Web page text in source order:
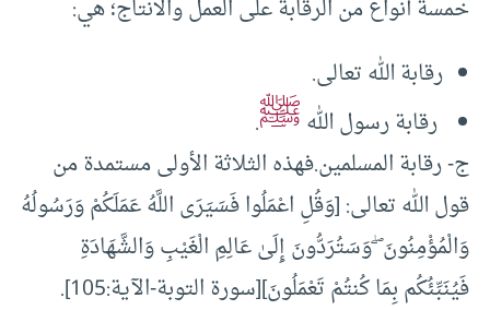
خمسة أنواع من الرقابة على العمل والانتاج؛ هي:
رقابة الله تعالى.
رقابة رسول اللهﷺ.
ج- رقابة المسلمين.فهذه الثلاثة الأولى مستمدة من
قول الله تعالى: [وَقُلِ اعْمَلُوا فَسَيَرَى اللَّهُ عَمَلَكُمْ وَرَسُولُهُ
وَالْمُؤْمِنُونَ ۖ وَسَتُرَدُّونَ إِلَىٰ عَالِمِ الْغَيْبِ وَالشَّهَادَةِ
فَيُنَبِّئُكُم بِمَا كُنتُمْ تَعْمَلُونَ][سورة التوبة-الآية:105].